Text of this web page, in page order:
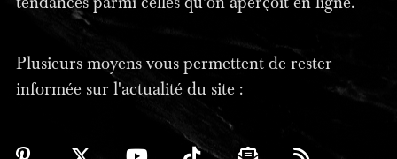
Plusieurs moyens vous permettent de rester
informée sur l'actualité du site :